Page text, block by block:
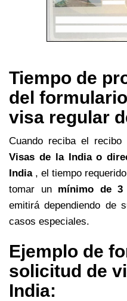
Tiempo de
del
visa regular
Cuando reciba el
Visas de la India o
India, el tiempo
tomar un mínimo de 3
emitirá dependiendo de
casos especiales.
Ejemplo de
solicitud de
India: